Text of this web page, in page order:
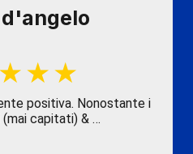
positiva. Nonostante i
capitati) & …